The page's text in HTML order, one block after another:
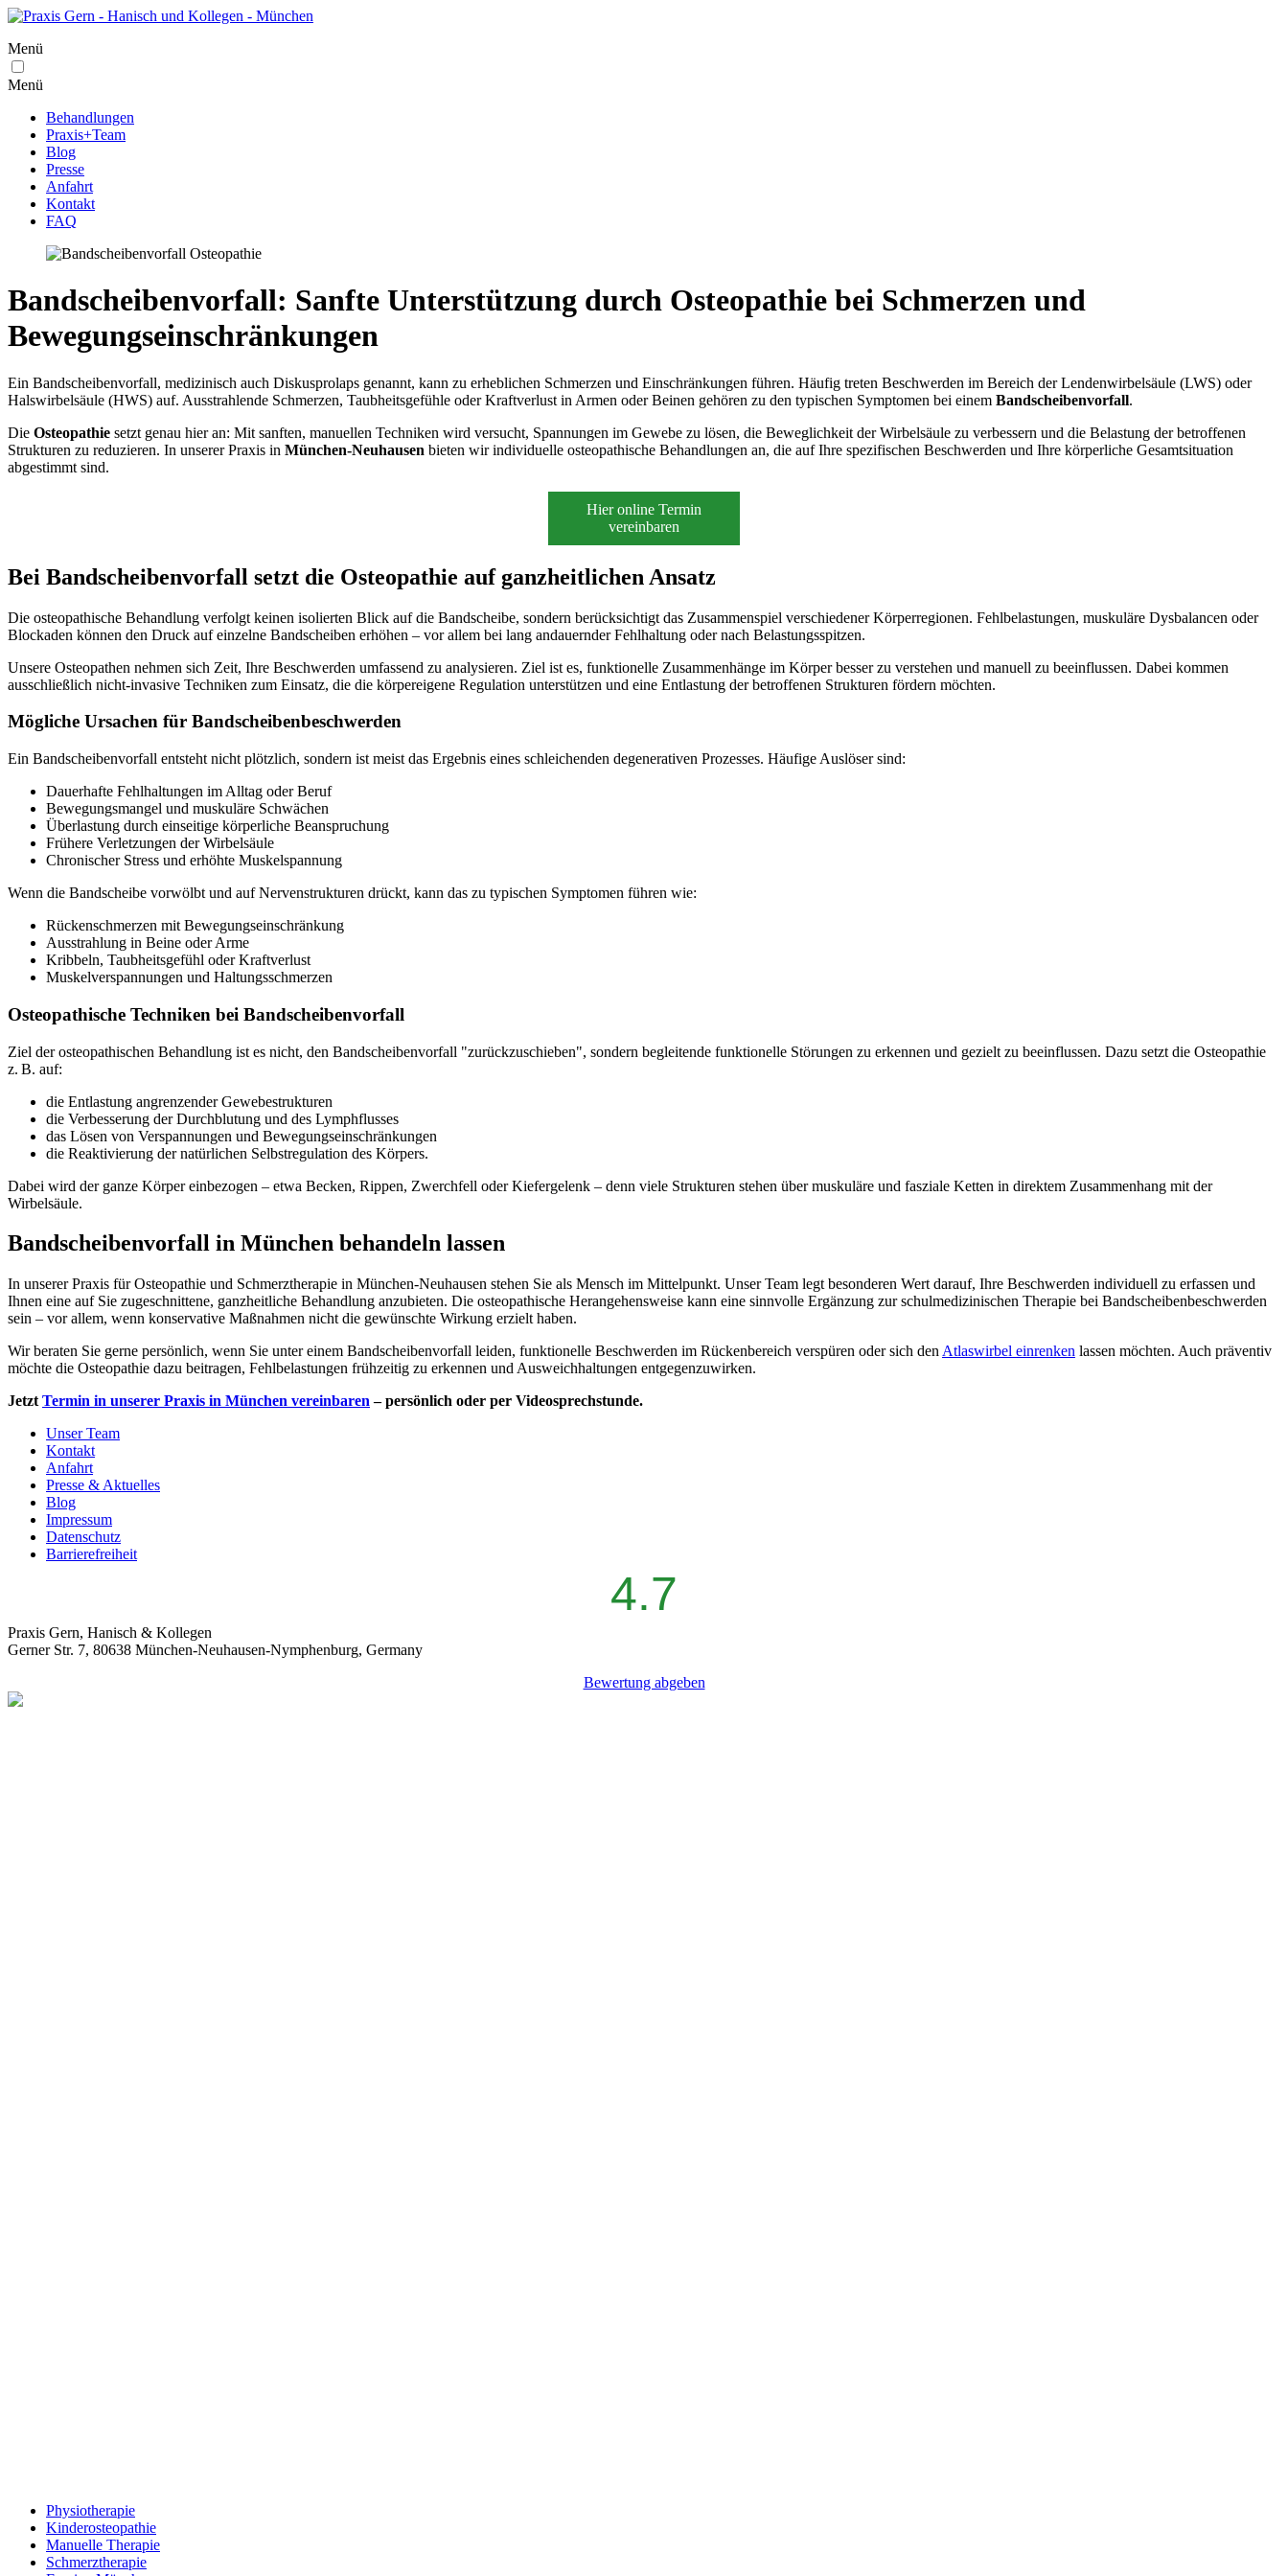
Menü
Menü
Behandlungen
Praxis+Team
Blog
Presse
Anfahrt
Kontakt
FAQ
Bandscheibenvorfall: Sanfte Unterstützung durch Osteopathie bei Schmerzen und
Bewegungseinschränkungen
Ein Bandscheibenvorfall, medizinisch auch Diskusprolaps genannt, kann zu erheblichen Schmerzen und Einschränkungen führen. Häufig treten Beschwerden im Bereich der Lendenwirbelsäule (LWS) oder
Halswirbelsäule (HWS) auf. Ausstrahlende Schmerzen, Taubheitsgefühle oder Kraftverlust in Armen oder Beinen gehören zu den typischen Symptomen bei einem Bandscheibenvorfall.
Die Osteopathie setzt genau hier an: Mit sanften, manuellen Techniken wird versucht, Spannungen im Gewebe zu lösen, die Beweglichkeit der Wirbelsäule zu verbessern und die Belastung der betroffenen
Strukturen zu reduzieren. In unserer Praxis in München-Neuhausen bieten wir individuelle osteopathische Behandlungen an, die auf Ihre spezifischen Beschwerden und Ihre körperliche Gesamtsituation
abgestimmt sind.
Hier online Termin
vereinbaren
Bei Bandscheibenvorfall setzt die Osteopathie auf ganzheitlichen Ansatz
Die osteopathische Behandlung verfolgt keinen isolierten Blick auf die Bandscheibe, sondern berücksichtigt das Zusammenspiel verschiedener Körperregionen. Fehlbelastungen, muskuläre Dysbalancen oder
Blockaden können den Druck auf einzelne Bandscheiben erhöhen – vor allem bei lang andauernder Fehlhaltung oder nach Belastungsspitzen.
Unsere Osteopathen nehmen sich Zeit, Ihre Beschwerden umfassend zu analysieren. Ziel ist es, funktionelle Zusammenhänge im Körper besser zu verstehen und manuell zu beeinflussen. Dabei kommen
ausschließlich nicht-invasive Techniken zum Einsatz, die die körpereigene Regulation unterstützen und eine Entlastung der betroffenen Strukturen fördern möchten.
Mögliche Ursachen für Bandscheibenbeschwerden
Ein Bandscheibenvorfall entsteht nicht plötzlich, sondern ist meist das Ergebnis eines schleichenden degenerativen Prozesses. Häufige Auslöser sind:
Dauerhafte Fehlhaltungen im Alltag oder Beruf
Bewegungsmangel und muskuläre Schwächen
Überlastung durch einseitige körperliche Beanspruchung
Frühere Verletzungen der Wirbelsäule
Chronischer Stress und erhöhte Muskelspannung
Wenn die Bandscheibe vorwölbt und auf Nervenstrukturen drückt, kann das zu typischen Symptomen führen wie:
Rückenschmerzen mit Bewegungseinschränkung
Ausstrahlung in Beine oder Arme
Kribbeln, Taubheitsgefühl oder Kraftverlust
Muskelverspannungen und Haltungsschmerzen
Osteopathische Techniken bei Bandscheibenvorfall
Ziel der osteopathischen Behandlung ist es nicht, den Bandscheibenvorfall "zurückzuschieben", sondern begleitende funktionelle Störungen zu erkennen und gezielt zu beeinflussen. Dazu setzt die Osteopathie
z. B. auf:
die Entlastung angrenzender Gewebestrukturen
die Verbesserung der Durchblutung und des Lymphflusses
das Lösen von Verspannungen und Bewegungseinschränkungen
die Reaktivierung der natürlichen Selbstregulation des Körpers.
Dabei wird der ganze Körper einbezogen – etwa Becken, Rippen, Zwerchfell oder Kiefergelenk – denn viele Strukturen stehen über muskuläre und fasziale Ketten in direktem Zusammenhang mit der
Wirbelsäule.
Bandscheibenvorfall in München behandeln lassen
In unserer Praxis für Osteopathie und Schmerztherapie in München-Neuhausen stehen Sie als Mensch im Mittelpunkt. Unser Team legt besonderen Wert darauf, Ihre Beschwerden individuell zu erfassen und
Ihnen eine auf Sie zugeschnittene, ganzheitliche Behandlung anzubieten. Die osteopathische Herangehensweise kann eine sinnvolle Ergänzung zur schulmedizinischen Therapie bei Bandscheibenbeschwerden
sein – vor allem, wenn konservative Maßnahmen nicht die gewünschte Wirkung erzielt haben.
Wir beraten Sie gerne persönlich, wenn Sie unter einem Bandscheibenvorfall leiden, funktionelle Beschwerden im Rückenbereich verspüren oder sich den Atlaswirbel einrenken lassen möchten. Auch präventiv
möchte die Osteopathie dazu beitragen, Fehlbelastungen frühzeitig zu erkennen und Ausweichhaltungen entgegenzuwirken.
Jetzt Termin in unserer Praxis in München vereinbaren – persönlich oder per Videosprechstunde.
Unser Team
Kontakt
Anfahrt
Presse & Aktuelles
Blog
Impressum
Datenschutz
Barrierefreiheit
4.7
Praxis Gern, Hanisch & Kollegen
Gerner Str. 7, 80638 München-Neuhausen-Nymphenburg, Germany
Bewertung abgeben
Physiotherapie
Kinderosteopathie
Manuelle Therapie
Schmerztherapie